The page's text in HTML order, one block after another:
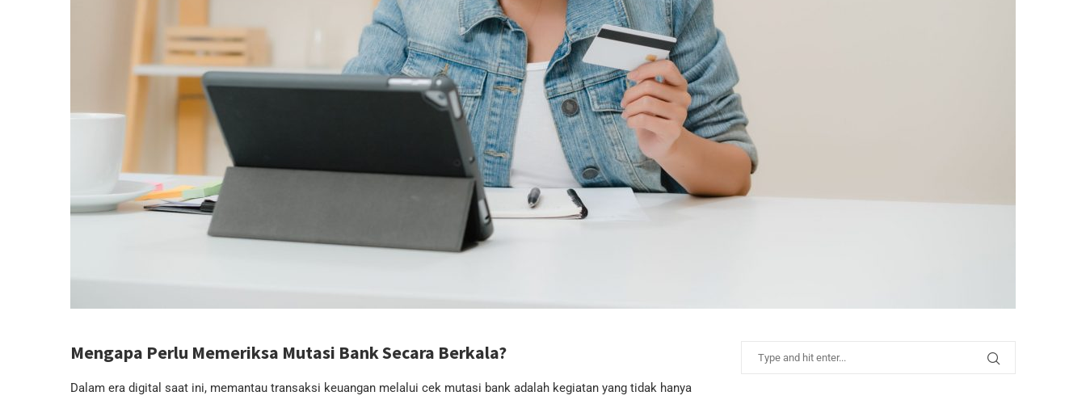
Mengapa Perlu Memeriksa Mutasi Bank Secara Berkala?
Dalam era digital saat ini, memantau transaksi keuangan melalui cek mutasi bank adalah kegiatan yang tidak hanya